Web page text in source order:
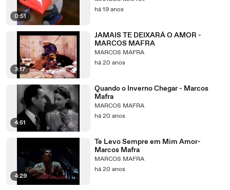
0:51
há 19 anos
3:17
JAMAIS TE DEIXARÁ O AMOR -
MARCOS MAFRA
MARCOS MAFRA
há 20 anos
4:51
Quando o Inverno Chegar - Marcos
Mafra
MARCOS MAFRA
há 20 anos
4:29
Te Levo Sempre em Mim Amor-
Marcos Mafra
MARCOS MAFRA
há 20 anos